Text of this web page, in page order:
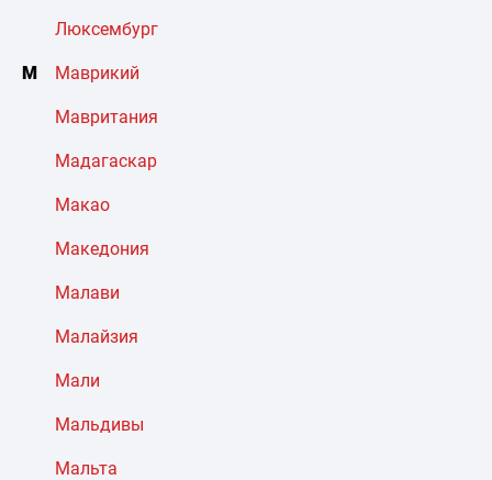
Люксембург
М Маврикий
Мавритания
Мадагаскар
Макао
Македония
Малави
Малайзия
Мали
Мальдивы
Мальта